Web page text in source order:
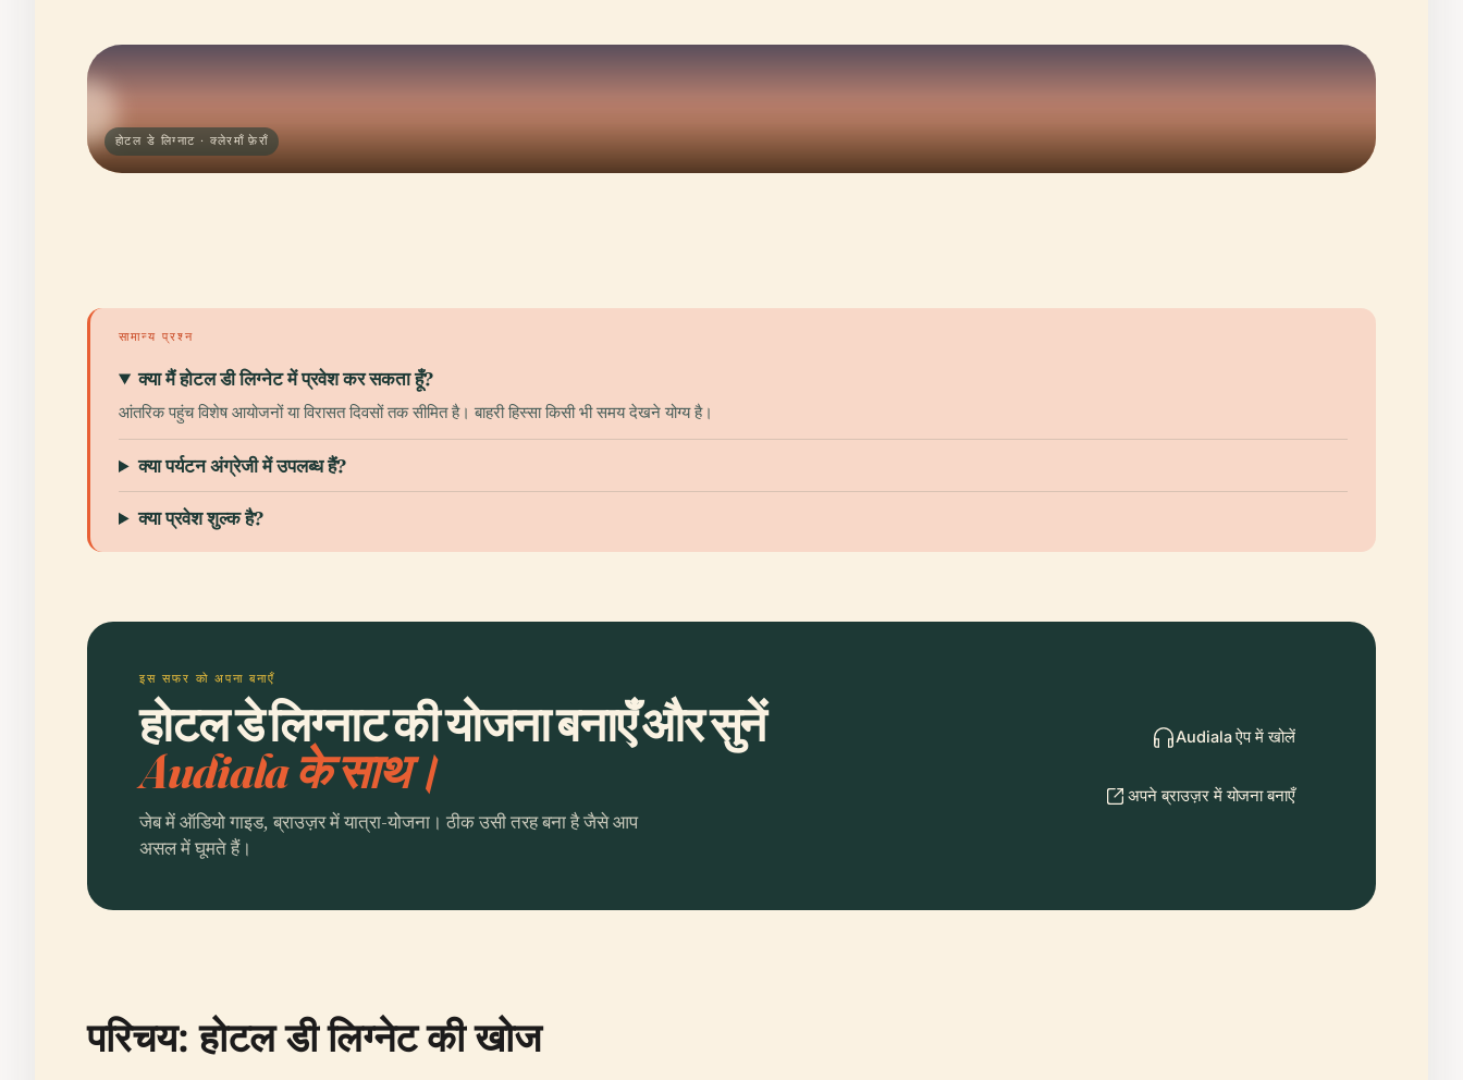
होटल डे लिग्नाट · क्लेरमाँ फ़ेराँ
सामान्य प्रश्न
क्या मैं होटल डी लिग्नेट में प्रवेश कर सकता हूँ?
आंतरिक पहुंच विशेष आयोजनों या विरासत दिवसों तक सीमित है। बाहरी हिस्सा किसी भी समय देखने योग्य है।
क्या पर्यटन अंग्रेजी में उपलब्ध हैं?
क्या प्रवेश शुल्क है?
इस सफर को अपना बनाएँ
होटल डे लिग्नाट की योजना बनाएँ और सुनें
Audiala के साथ।
जेब में ऑडियो गाइड, ब्राउज़र में यात्रा-योजना। ठीक उसी तरह बना है जैसे आप
असल में घूमते हैं।
Audiala ऐप में खोलें
अपने ब्राउज़र में योजना बनाएँ
परिचय: होटल डी लिग्नेट की खोज